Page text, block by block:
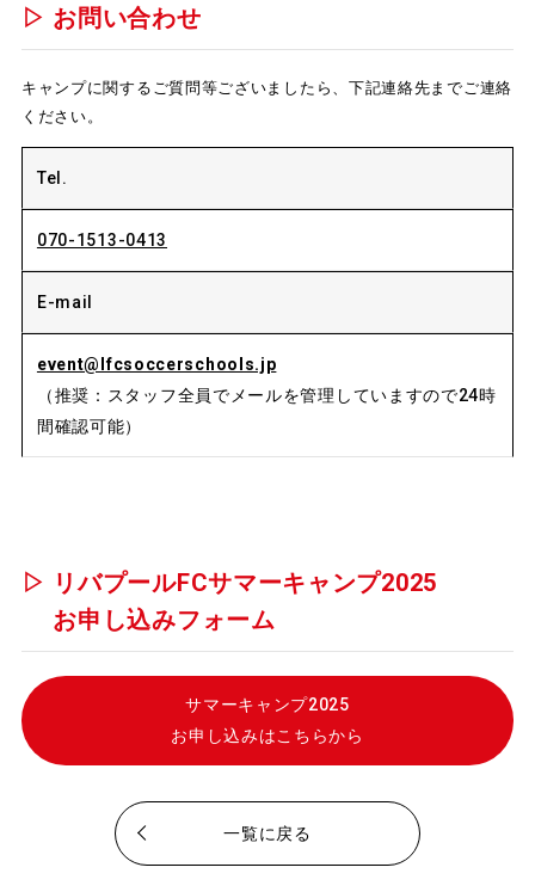
▷ お問い合わせ
キャンプに関するご質問等ございましたら、下記連絡先までご連絡
ください。
Tel.
070-1513-0413
E-mail
event@lfcsoccerschools.jp
（推奨：スタッフ全員でメールを管理していますので24時
間確認可能）
▷ リバプールFCサマーキャンプ2025
お申し込みフォーム
サマーキャンプ2025
お申し込みはこちらから
一覧に戻る